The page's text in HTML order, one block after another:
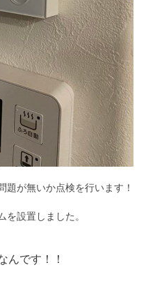
が無いか点検を行います！
設置しました。
んです！！